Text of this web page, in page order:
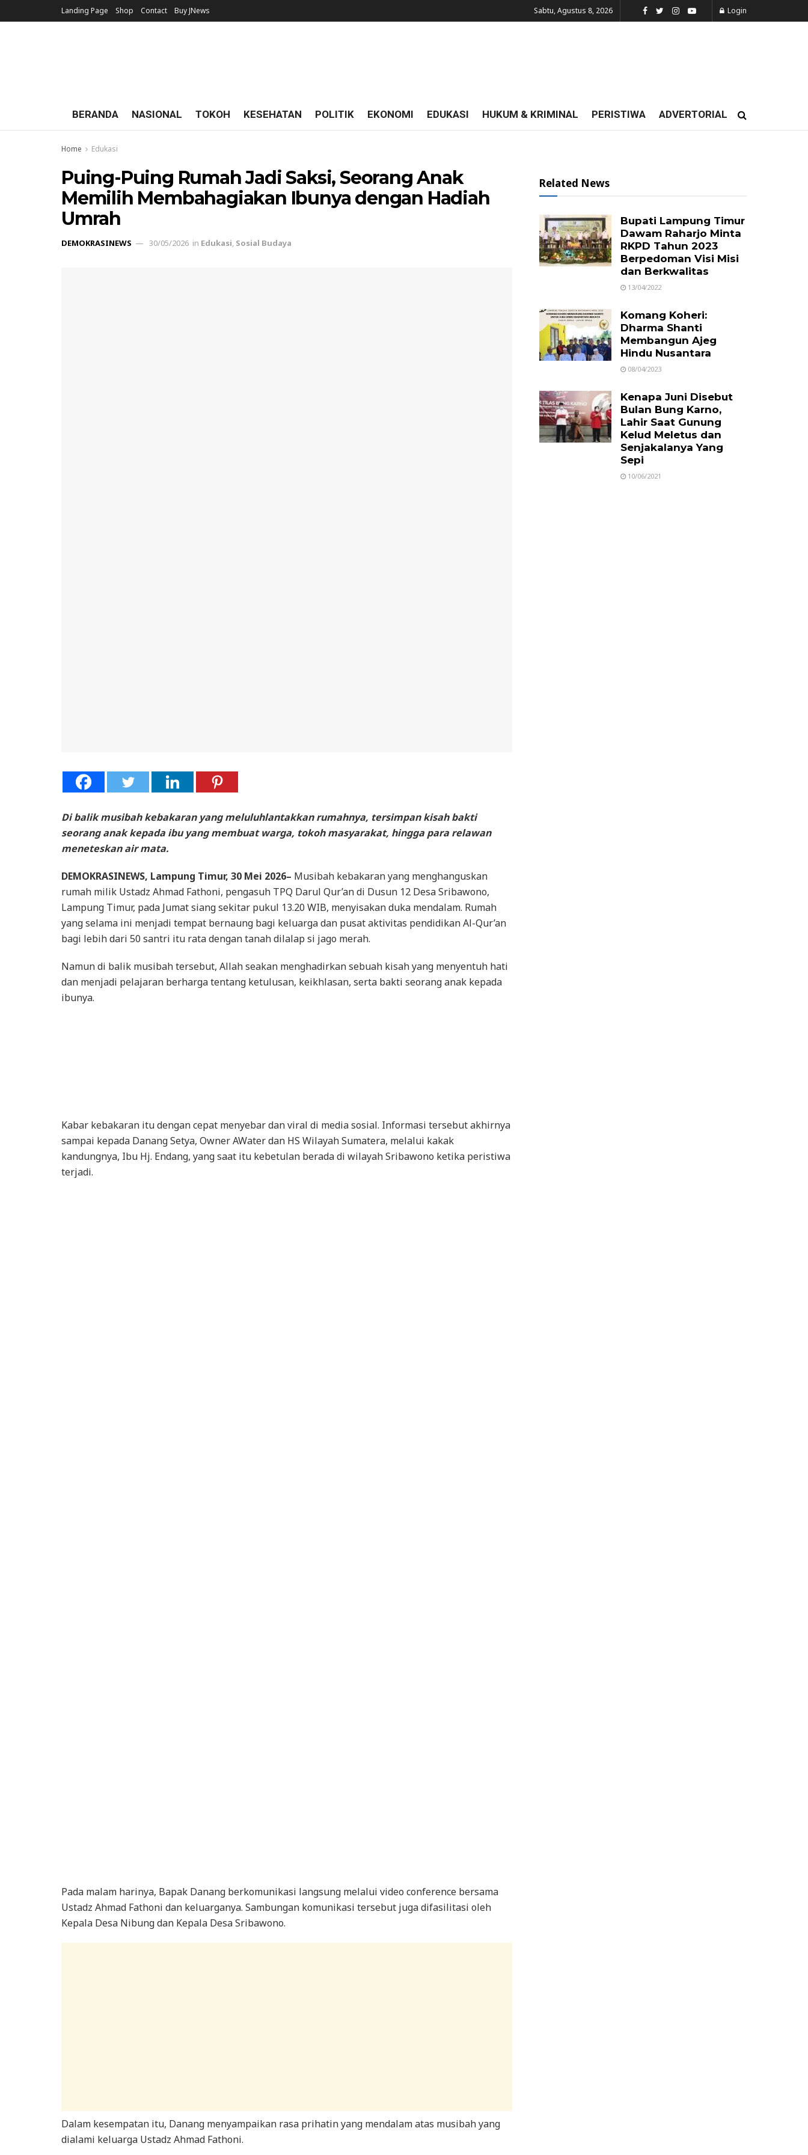
Landing Page Shop Contact Buy JNews Sabtu, Agustus 8, 2026 Login
BERANDA NASIONAL TOKOH KESEHATAN POLITIK EKONOMI EDUKASI HUKUM & KRIMINAL PERISTIWA ADVERTORIAL
Home Edukasi
Puing-Puing Rumah Jadi Saksi, Seorang Anak
Memilih Membahagiakan Ibunya dengan Hadiah
Umrah
DEMOKRASINEWS 30/05/2026 in Edukasi, Sosial Budaya
Di balik musibah kebakaran yang meluluhlantakkan rumahnya, tersimpan kisah bakti
seorang anak kepada ibu yang membuat warga, tokoh masyarakat, hingga para relawan
meneteskan air mata.
DEMOKRASINEWS, Lampung Timur, 30 Mei 2026– Musibah kebakaran yang menghanguskan
rumah milik Ustadz Ahmad Fathoni, pengasuh TPQ Darul Qur’an di Dusun 12 Desa Sribawono,
Lampung Timur, pada Jumat siang sekitar pukul 13.20 WIB, menyisakan duka mendalam. Rumah
yang selama ini menjadi tempat bernaung bagi keluarga dan pusat aktivitas pendidikan Al-Qur’an
bagi lebih dari 50 santri itu rata dengan tanah dilalap si jago merah.
Namun di balik musibah tersebut, Allah seakan menghadirkan sebuah kisah yang menyentuh hati
dan menjadi pelajaran berharga tentang ketulusan, keikhlasan, serta bakti seorang anak kepada
ibunya.
Kabar kebakaran itu dengan cepat menyebar dan viral di media sosial. Informasi tersebut akhirnya
sampai kepada Danang Setya, Owner AWater dan HS Wilayah Sumatera, melalui kakak
kandungnya, Ibu Hj. Endang, yang saat itu kebetulan berada di wilayah Sribawono ketika peristiwa
terjadi.
Pada malam harinya, Bapak Danang berkomunikasi langsung melalui video conference bersama
Ustadz Ahmad Fathoni dan keluarganya. Sambungan komunikasi tersebut juga difasilitasi oleh
Kepala Desa Nibung dan Kepala Desa Sribawono.
Dalam kesempatan itu, Danang menyampaikan rasa prihatin yang mendalam atas musibah yang
dialami keluarga Ustadz Ahmad Fathoni.
Related News
Bupati Lampung Timur
Dawam Raharjo Minta
RKPD Tahun 2023
Berpedoman Visi Misi
dan Berkwalitas
13/04/2022
Komang Koheri:
Dharma Shanti
Membangun Ajeg
Hindu Nusantara
08/04/2023
Kenapa Juni Disebut
Bulan Bung Karno,
Lahir Saat Gunung
Kelud Meletus dan
Senjakalanya Yang
Sepi
10/06/2021